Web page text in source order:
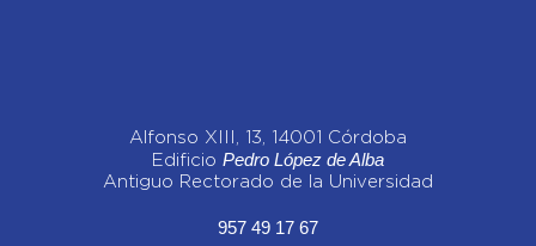
Alfonso XIII, 13, 14001 Córdoba
Edificio Pedro López de Alba
Antiguo Rectorado de la Universidad
957 49 17 67